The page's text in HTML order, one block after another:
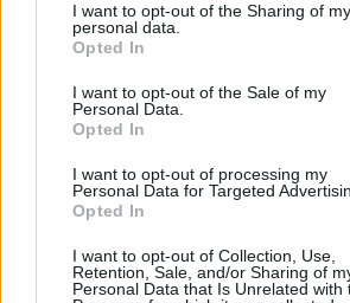
I want to opt-out of the Sharing of my
personal data.
Opted In
I want to opt-out of the Sale of my
Personal Data.
Opted In
I want to opt-out of processing my
Personal Data for Targeted
Opted In
I want to opt-out of Collection, Use,
Retention, Sale, and/or Sharing of
Personal Data that Is Unrelated with
Δικτύων στην πόλη ΚΟΜΟΤΗΝΗ
Θέσεις Εργασίας
Προγραμματιστές στην πόλη
Θέσεις Εργασίας Technical Support /
ΒΕΡΟΙΑ
Θέσεις Εργασίας